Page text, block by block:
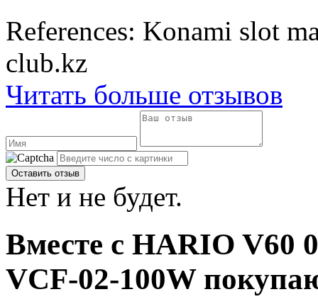
References: Konami slot
club.kz
Читать больше отзывов
Нет и не будет.
Вместе с HARIO V60
VCF-02-100W